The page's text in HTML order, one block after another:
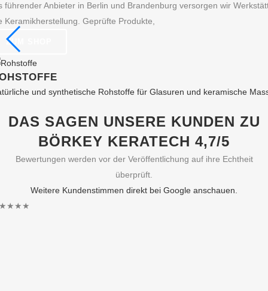
führender Anbieter in Berlin und Brandenburg versorgen wir
Keramikherstellung. Geprüfte Produkte,
ZUM SHOP
und synthetische Rohstoffe für Glasuren und keramische
DAS SAGEN UNSERE KUNDEN ZU
BÖRKEY KERATECH 4,7/5
Bewertungen werden vor der Veröffentlichung auf ihre Echtheit
überprüft.
Weitere Kundenstimmen direkt bei Google anschauen.